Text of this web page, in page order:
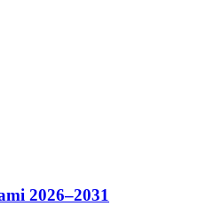
2026–2031